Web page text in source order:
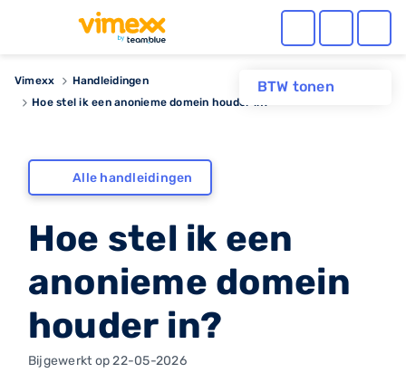
BTW tonen
Vimexx
Handleidingen
Hoe stel ik een anonieme domein houder in?
Alle handleidingen
Hoe stel ik een
anonieme domein
houder in?
Bijgewerkt op 22-05-2026